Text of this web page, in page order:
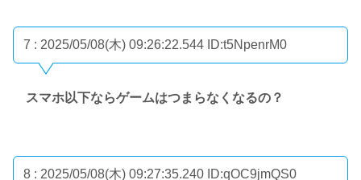
7 : 2025/05/08(木) 09:26:22.544 ID:t5NpenrM0
スマホ以下ならゲームはつまらなくなるの？
8 : 2025/05/08(木) 09:27:35.240 ID:qOC9jmQS0